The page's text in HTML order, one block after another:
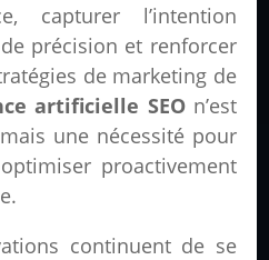
capturer l’intention
précision et renforcer
de marketing de
artificielle SEOn’est
une nécessité pour
proactivement
continuent de se